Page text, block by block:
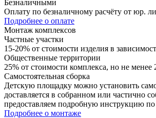
Безналичными
Оплату по безналичному расчёту от юр.
Подробнее о оплате
Монтаж комплексов
Частные участки
15-20% от стоимости изделия в
Общественные территории
25% от стоимости комплекса, но не менее
Самостоятельная сборка
Детскую площадку можно установить
доставляется в собранном или частично
предоставляем подробную инструкцию по
Подробнее о монтаже